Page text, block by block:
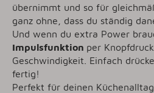
übernimmt und so für
ganz ohne, dass du ständig
Und wenn du extra Power
Impulsfunktion per
Geschwindigkeit. Einfach
fertig!
Perfekt für deinen